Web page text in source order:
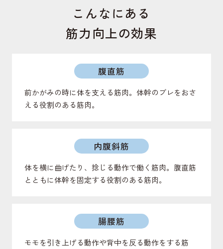
こんなにある
筋力向上の効果
腹直筋
前かがみの時に体を支える筋肉。体幹のブレをおさ
える役割のある筋肉。
内腹斜筋
体を横に曲げたり、捻じる動作で働く筋肉。腹直筋
とともに体幹を固定する役割のある筋肉。
腸腰筋
モモを引き上げる動作や背中を反る動作をする筋